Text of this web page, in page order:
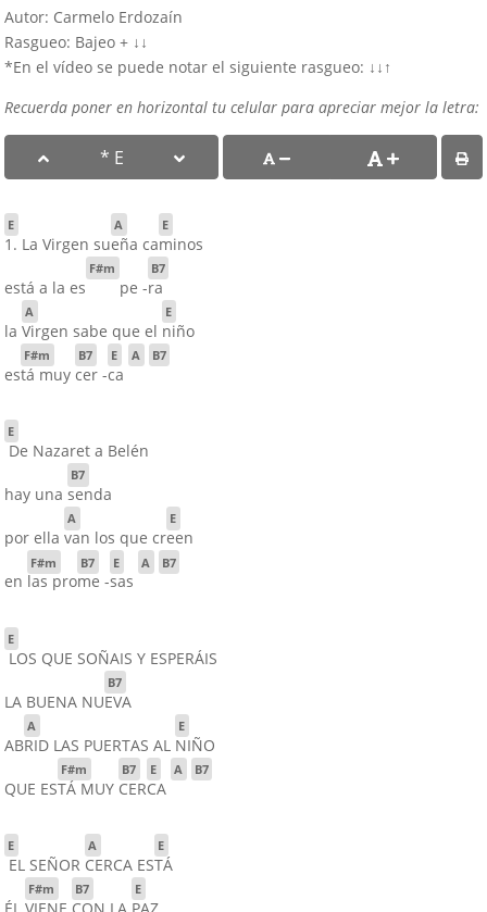
Autor: Carmelo Erdozaín
Rasgueo: Bajeo + ↓↓
*En el vídeo se puede notar el siguiente rasgueo: ↓↓↑
Recuerda poner en horizontal tu celular para apreciar mejor la letra:
E
1. La Virgen su
A
eña ca
E
minos
está a la es
F#m
pe -
B7
ra
la
A
Virgen sabe que el
E
niño
es
F#m
tá muy
B7
cer -
E
ca
A B7
E
De Nazaret a Belén
hay una
B7
senda
por ella
A
van los que cr
E
een
en
F#m
las pro
B7
me -
E
sas
A B7
E
LOS QUE SOÑAIS Y ESPERÁIS
LA BUENA NU
B7
EVA
AB
A
RID LAS PUERTAS AL
E
NIÑO
QUE ES
F#m
TÁ MUY
B7
CER
E
CA
A B7
E
EL SEÑOR
A
CERCA ES
E
TÁ
F#m B7 E